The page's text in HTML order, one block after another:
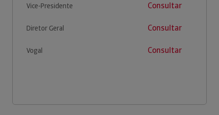
Vice-Presidente Consultar
Diretor Geral Consultar
Vogal Consultar